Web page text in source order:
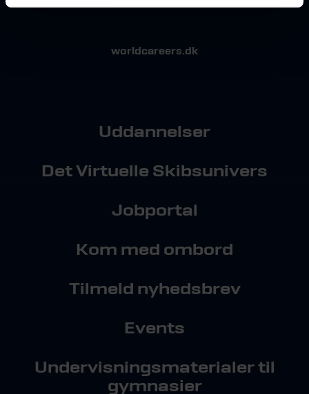
worldcareers.dk
Uddannelser
Det Virtuelle Skibsunivers
Jobportal
Kom med ombord
Tilmeld nyhedsbrev
Events
Undervisningsmaterialer til
gymnasier